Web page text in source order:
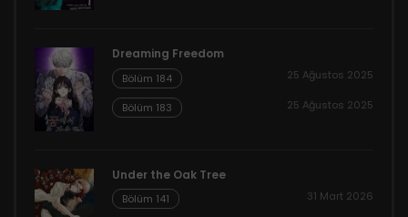
Dreaming Freedom
Bölüm 184 25 Ağustos 2025
Bölüm 183 25 Ağustos 2025
Under the Oak Tree
Bölüm 141 31 Mart 2026